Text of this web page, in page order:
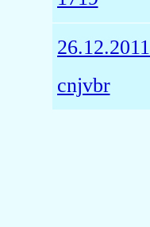
26.12.2011
cnjvbr